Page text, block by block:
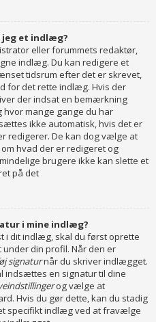
jeg et indlæg?
eller forummets redaktør,
indlæg. Du kan redigere et
tidsrum efter det er skrevet,
for det rette indlæg. Hvis der
der indsat en bemærkning
mange gange du har
ikke automatisk, hvis det er
redigerer. De kan dog vælge at
hvad der er redigeret og
brugere ikke kan slette et
på det
i mine indlæg?
i dit indlæg, skal du først oprette
din profil. Når den er
signaturnår du skriver indlægget.
indsættes en signatur til dine
og vælge at
Hvis du gør dette, kan du stadig
specifikt indlæg ved at fravælge